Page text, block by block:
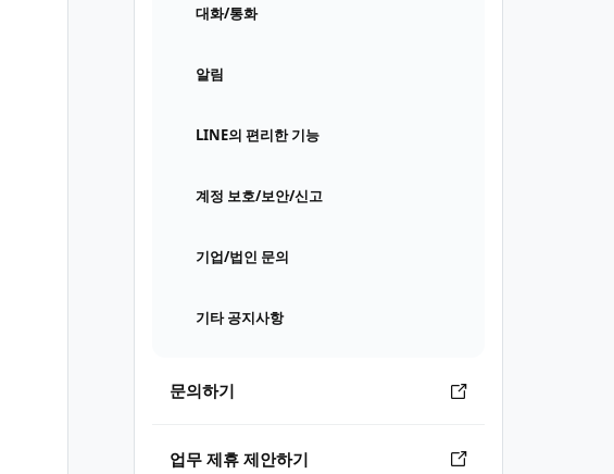
대화/통화
알림
LINE의 편리한 기능
계정 보호/보안/신고
기업/법인 문의
기타 공지사항
문의하기
업무 제휴 제안하기